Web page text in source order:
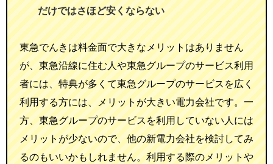
だけではさほど安くならない
東急でんきは料金面で大きなメリットはありません
が、東急沿線に住む人や東急グループのサービス利用
者には、特典が多くて東急グループのサービスを広く
利用する方には、メリットが大きい電力会社です。一
方、東急グループのサービスを利用していない人には
メリットが少ないので、他の新電力会社を検討してみ
るのもいいかもしれません。利用する際のメリットや